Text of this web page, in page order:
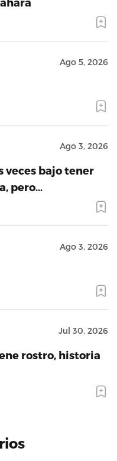
Ago 5, 2026
Ago 3, 2026
veces bajo tener
pero…
Ago 3, 2026
Jul 30, 2026
rostro, historia